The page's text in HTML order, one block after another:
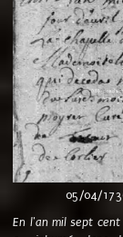
05/04/
En l'an mil sept